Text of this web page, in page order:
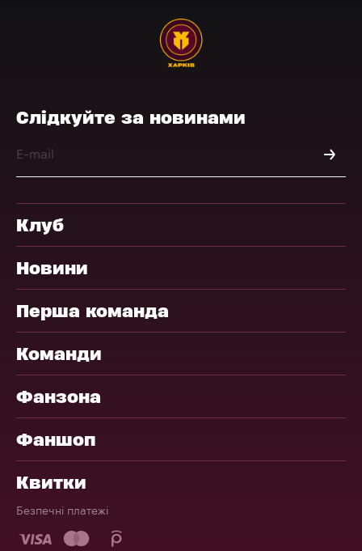
Слідкуйте за новинами
Клуб
Новини
Перша команда
Команди
Фанзона
Фаншоп
Квитки
Безпечні платежі